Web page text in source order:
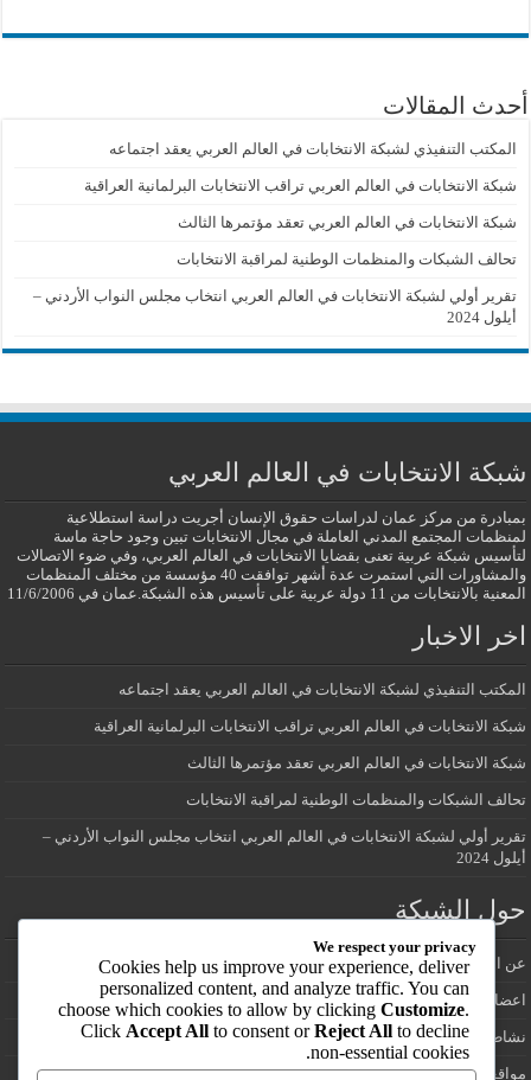
أحدث المقالات
المكتب التنفيذي لشبكة الانتخابات في العالم العربي يعقد اجتماعه
شبكة الانتخابات في العالم العربي تراقب الانتخابات البرلمانية العراقية
شبكة الانتخابات في العالم العربي تعقد مؤتمرها الثالث
تحالف الشبكات والمنظمات الوطنية لمراقبة الانتخابات
تقرير أولي لشبكة الانتخابات في العالم العربي انتخاب مجلس النواب الأردني –
أيلول 2024
شبكة الانتخابات في العالم العربي
بمبادرة من مركز عمان لدراسات حقوق الإنسان أجريت دراسة استطلاعية
لمنظمات المجتمع المدني العاملة في مجال الانتخابات تبين وجود حاجة ماسة
لتأسيس شبكة عربية تعنى بقضايا الانتخابات في العالم العربي، وفي ضوء الاتصالات
والمشاورات التي استمرت عدة أشهر توافقت 40 مؤسسة من مختلف المنظمات
المعنية بالانتخابات من 11 دولة عربية على تأسيس هذه الشبكة.عمان في 11/6/2006
اخر الاخبار
المكتب التنفيذي لشبكة الانتخابات في العالم العربي يعقد اجتماعه
شبكة الانتخابات في العالم العربي تراقب الانتخابات البرلمانية العراقية
شبكة الانتخابات في العالم العربي تعقد مؤتمرها الثالث
تحالف الشبكات والمنظمات الوطنية لمراقبة الانتخابات
تقرير أولي لشبكة الانتخابات في العالم العربي انتخاب مجلس النواب الأردني –
أيلول 2024
حول الشبكة
عن الشبكة
اعضاء شبكة الانتخابات في العالم العربي
نشاطات الشبكة
مواقع انتخابية
We respect your privacy
Cookies help us improve your experience, deliver
personalized content, and analyze traffic. You can
choose which cookies to allow by clickingCustomize.
Click Accept All to consent orReject All to decline
non-essential cookies.